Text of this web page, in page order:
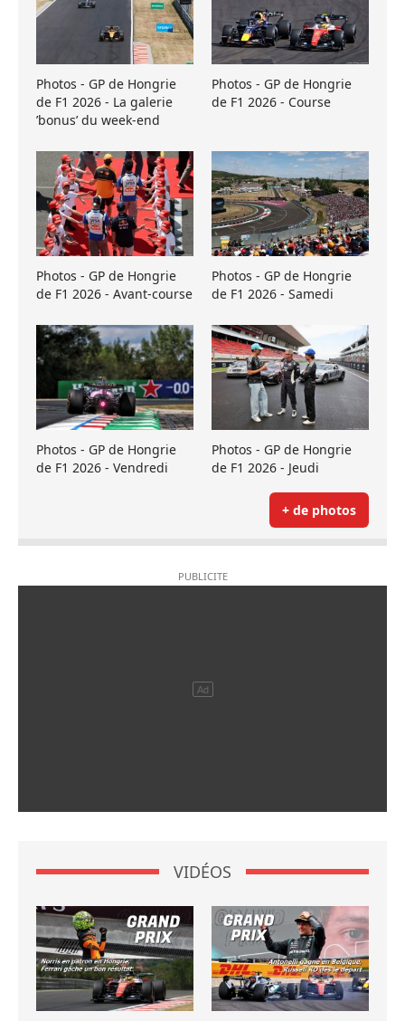
Photos - GP de Hongrie
de F1 2026 - La galerie
’bonus’ du week-end
Photos - GP de Hongrie
de F1 2026 - Course
Photos - GP de Hongrie
de F1 2026 - Avant-course
Photos - GP de Hongrie
de F1 2026 - Samedi
Photos - GP de Hongrie
de F1 2026 - Vendredi
Photos - GP de Hongrie
de F1 2026 - Jeudi
+ de photos
VIDÉOS